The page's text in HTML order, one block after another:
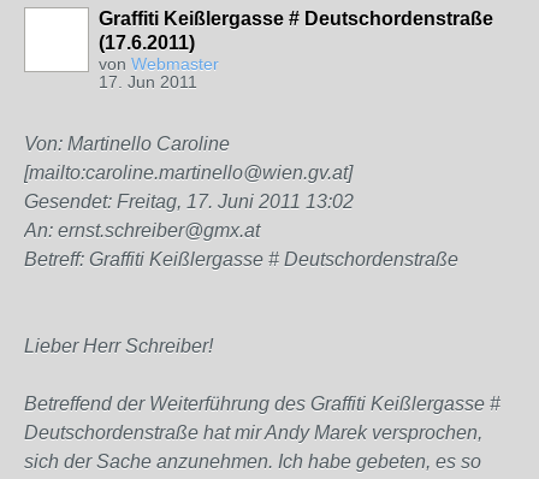
Graffiti Keißlergasse # Deutschordenstraße
(17.6.2011)
von Webmaster
17. Jun 2011
Von: Martinello Caroline
[mailto:caroline.martinello@wien.gv.at]
Gesendet: Freitag, 17. Juni 2011 13:02
An: ernst.schreiber@gmx.at
Betreff: Graffiti Keißlergasse # Deutschordenstraße
Lieber Herr Schreiber!
Betreffend der Weiterführung des Graffiti Keißlergasse #
Deutschordenstraße hat mir Andy Marek versprochen,
sich der Sache anzunehmen. Ich habe gebeten, es so